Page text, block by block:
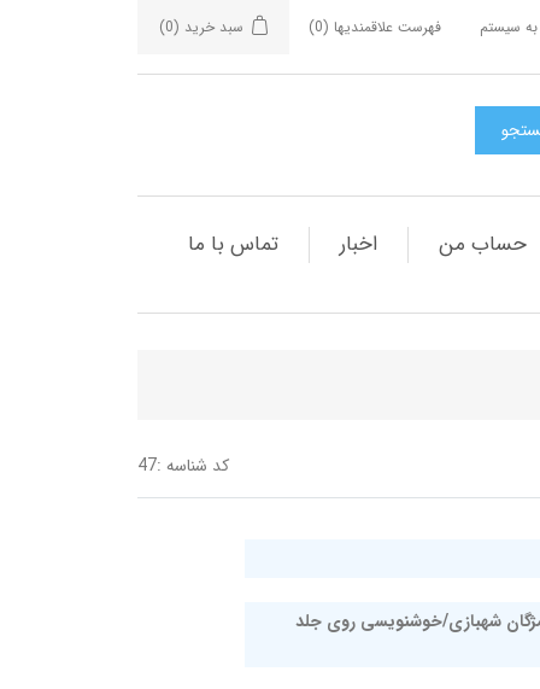
سیستم فهرست علاقمندیها (0) سبد خرید (0)
حساب من اخبار تماس با ما
کد شناسه :47
شهبازی/خوشنویسی روی جلد